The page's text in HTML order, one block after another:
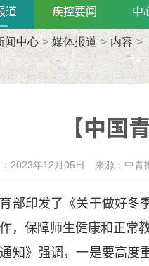
道 疾控要闻 中
闻中心 > 媒体报道 > 内容 >
【中国
2023年12月05日 来源：中青
印发了《关于做好冬季
，保障师生健康和正常
》强调，一是要高度重